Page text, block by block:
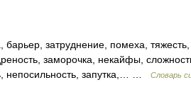
барьер, затруднение, помеха,
заморочка, некайфы,
непосильность, запутка,… …
Словарь